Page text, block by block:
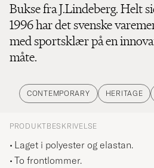
Bukse fra J.Lindeberg. Helt
1996 har det svenske
med sportsklær på en
måte.
CONTEMPORARY HERITAGE
PRODUKTBESKRIVELSE
Laget i polyester og elastan.
To frontlommer.